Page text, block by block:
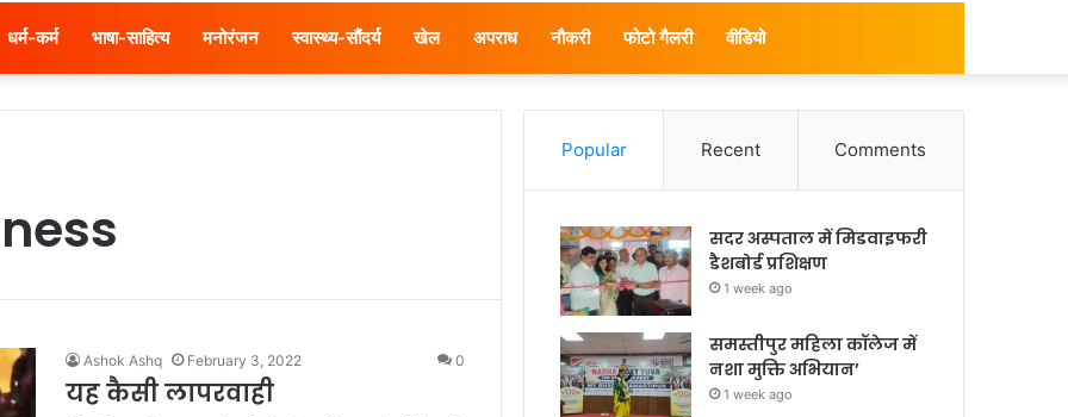
धर्म-कर्म भाषा-साहित्य मनोरंजन स्वास्थ्य-सौंदर्य खेल अपराध नौकरी फोटो गैलरी वीडियो
Ashok Ashq February 3, 2022 0
यह कैसी लापरवाही
Popular Recent Comments
सदर अस्पताल में मिडवाइफरी
डैशबोर्ड प्रशिक्षण
1 week ago
समस्तीपुर महिला कॉलेज में
नशा मुक्ति अभियान’
1 week ago